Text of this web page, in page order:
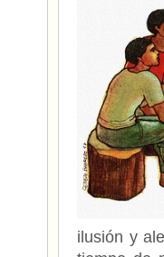
ilusión y